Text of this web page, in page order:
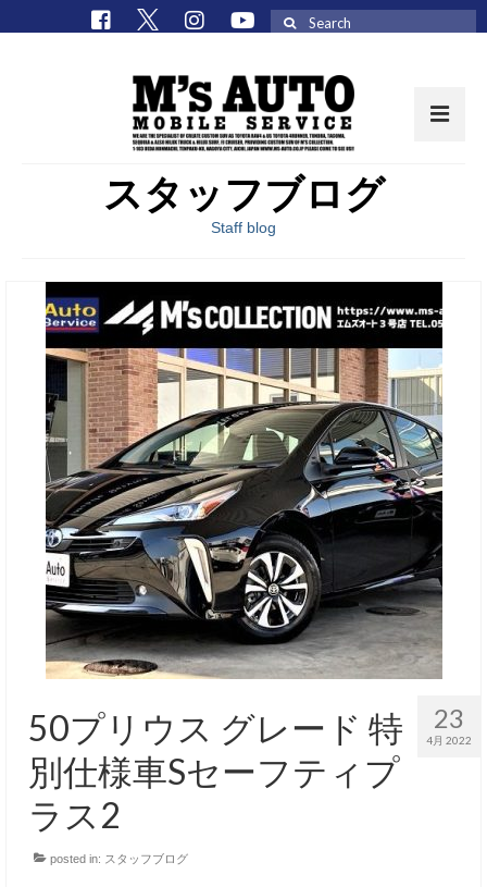
取扱車種一覧
在庫車一覧
M’sCollectionパーツ一覧
エムズオート
M’sCollection
エムズオートとは
サービス・保証
買取のご案内
店舗情報
店舗情報
トップメッセージ
スタッフ紹介
ブログ
イベント
スタッフブログ
Staff blog
23
4月 2022
50プリウス グレード 特
別仕様車Sセーフティプ
ラス2
posted in: スタッフブログ